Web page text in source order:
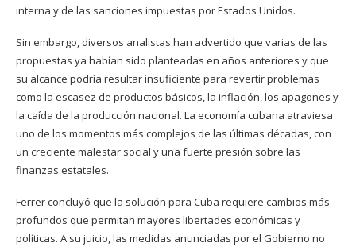
interna y de las sanciones impuestas por Estados Unidos.
Sin embargo, diversos analistas han advertido que varias de las
propuestas ya habían sido planteadas en años anteriores y que
su alcance podría resultar insuficiente para revertir problemas
como la escasez de productos básicos, la inflación, los apagones y
la caída de la producción nacional. La economía cubana atraviesa
uno de los momentos más complejos de las últimas décadas, con
un creciente malestar social y una fuerte presión sobre las
finanzas estatales.
Ferrer concluyó que la solución para Cuba requiere cambios más
profundos que permitan mayores libertades económicas y
políticas. A su juicio, las medidas anunciadas por el Gobierno no